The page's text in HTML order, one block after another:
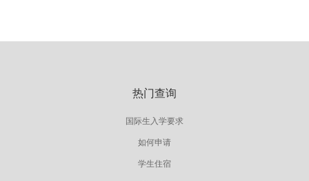
热门查询
国际生入学要求
如何申请
学生住宿